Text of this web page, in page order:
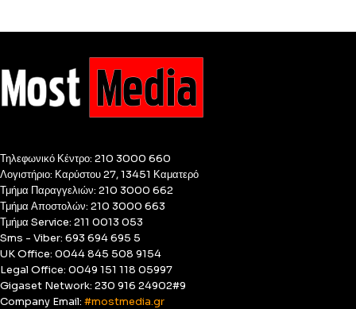
Τηλεφωνικό Κέντρο: 210 3000 660
Λογιστήριο: Καρύστου 27, 13451 Καματερό
Τμήμα Παραγγελιών: 210 3000 662
Τμήμα Αποστολών: 210 3000 663
Τμήμα Service: 211 0013 053
Sms - Viber: 693 694 695 5
UK Office: 0044 845 508 9154
Legal Office: 0049 151 118 05997
Gigaset Network: 230 916 24902#9
Company Email: #mostmedia.gr